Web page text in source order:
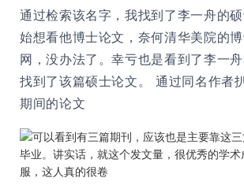
通过检索该名字，我找到了李一舟的
始想看他博士论文，奈何清华美院的
网，没办法了。幸亏也是看到了李一舟
找到了该篇硕士论文。 通过同名作者
期间的论文